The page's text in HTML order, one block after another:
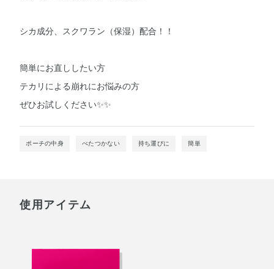
シカ成分、スクワラン（保湿）配合！！
簡単にお直ししたい方
テカリによる崩れにお悩みの方
ぜひお試しください✨✨
ポーチの中身 べたつかない 持ち運びに 簡単
使用アイテム